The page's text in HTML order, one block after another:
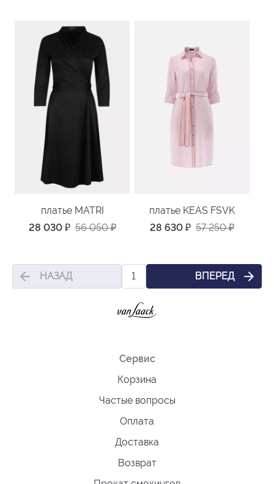
платье MATRI
28 030 ₽ 56 050₽
платье KEAS FSVK
28 630 ₽ 57 250₽
НАЗАД 1 ВПЕРЕД
Сервис
Корзина
Частые вопросы
Оплата
Доставка
Возврат